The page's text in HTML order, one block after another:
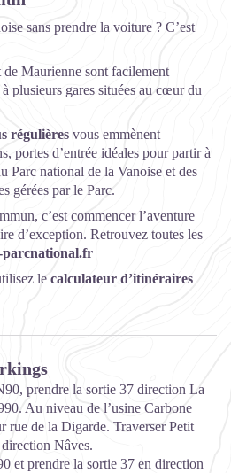
sans prendre la voiture ? C’est
de Maurienne sont facilement
à plusieurs gares situées au cœur du
régulières vous emmènent
portes d’entrée idéales pour partir à
Parc national de la Vanoise et des
gérées par le Parc.
c’est commencer l’aventure
d’exception. Retrouvez toutes les
parcnational.fr
le calculateur d’itinéraires
prendre la sortie 37 direction La
Au niveau de l’usine Carbone
rue de la Digarde. Traverser Petit
Nâves.
et prendre la sortie 37 en direction